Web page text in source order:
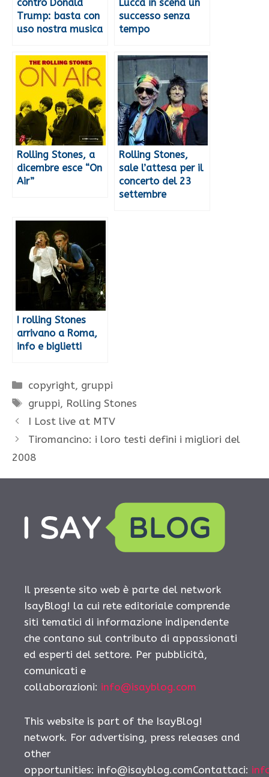
contro Donald
Trump: basta con
uso nostra musica
Lucca in scena un
successo senza
tempo
Rolling Stones, a
dicembre esce “On
Air”
Rolling Stones,
sale l’attesa per il
concerto del 23
settembre
I rolling Stones
arrivano a Roma,
info e biglietti
Categorie
copyright, gruppi
Tag
gruppi, Rolling Stones
I Lost live at MTV
Tiromancino: i loro testi defini i migliori del
2008
Il presente sito web è parte del network
IsayBlog! la cui rete editoriale comprende
siti tematici di informazione indipendente
che contano sul contributo di appassionati
ed esperti del settore. Per pubblicità,
comunicati e
collaborazioni: info@isayblog.com
This website is part of the IsayBlog!
network. For advertising, press releases and
other
opportunities: info@isayblog.comContattaci: